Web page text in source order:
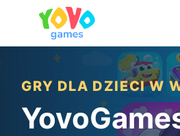
GRY DLA DZIECI W